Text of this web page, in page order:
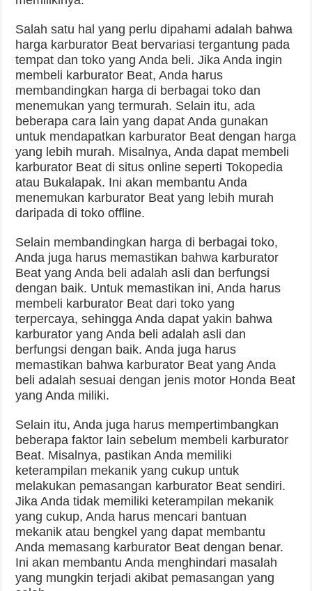
Salah satu hal yang perlu dipahami adalah bahwa
harga karburator Beat bervariasi tergantung pada
tempat dan toko yang Anda beli. Jika Anda ingin
membeli karburator Beat, Anda harus
membandingkan harga di berbagai toko dan
menemukan yang termurah. Selain itu, ada
beberapa cara lain yang dapat Anda gunakan
untuk mendapatkan karburator Beat dengan harga
yang lebih murah. Misalnya, Anda dapat membeli
karburator Beat di situs online seperti Tokopedia
atau Bukalapak. Ini akan membantu Anda
menemukan karburator Beat yang lebih murah
daripada di toko offline.
Selain membandingkan harga di berbagai toko,
Anda juga harus memastikan bahwa karburator
Beat yang Anda beli adalah asli dan berfungsi
dengan baik. Untuk memastikan ini, Anda harus
membeli karburator Beat dari toko yang
terpercaya, sehingga Anda dapat yakin bahwa
karburator yang Anda beli adalah asli dan
berfungsi dengan baik. Anda juga harus
memastikan bahwa karburator Beat yang Anda
beli adalah sesuai dengan jenis motor Honda Beat
yang Anda miliki.
Selain itu, Anda juga harus mempertimbangkan
beberapa faktor lain sebelum membeli karburator
Beat. Misalnya, pastikan Anda memiliki
keterampilan mekanik yang cukup untuk
melakukan pemasangan karburator Beat sendiri.
Jika Anda tidak memiliki keterampilan mekanik
yang cukup, Anda harus mencari bantuan
mekanik atau bengkel yang dapat membantu
Anda memasang karburator Beat dengan benar.
Ini akan membantu Anda menghindari masalah
yang mungkin terjadi akibat pemasangan yang